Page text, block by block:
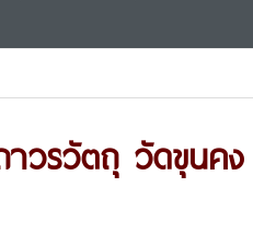
วรวัตถุ วัดขุนคง